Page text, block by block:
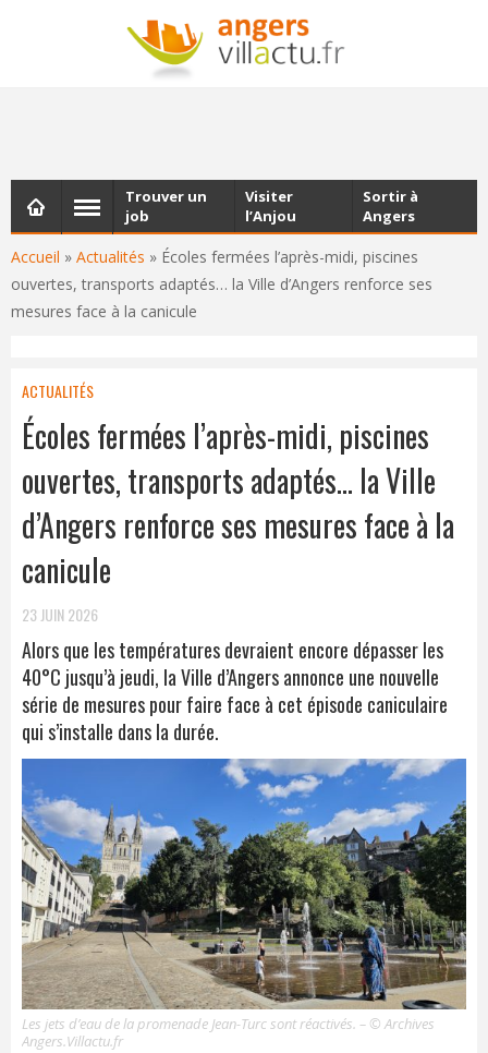
NEWSLETTER
Les dernières actualités d'Angers, chaque vendredi dans
Accueil » Actualités » Écoles fermées l’après-midi, piscines
ouvertes, transports adaptés… la Ville d’Angers renforce ses
mesures face à la canicule
Trouver un
job
Visiter
l’Anjou
Sortir à
Angers
ACTUALITÉS
Écoles fermées l’après-midi, piscines
ouvertes, transports adaptés… la Ville
d’Angers renforce ses mesures face à la
canicule
23 JUIN 2026
Alors que les températures devraient encore dépasser les
40°C jusqu’à jeudi, la Ville d’Angers annonce une nouvelle
série de mesures pour faire face à cet épisode caniculaire
qui s’installe dans la durée.
Les jets d’eau de la promenade Jean-Turc sont réactivés. – © Archives
Angers.Villactu.fr